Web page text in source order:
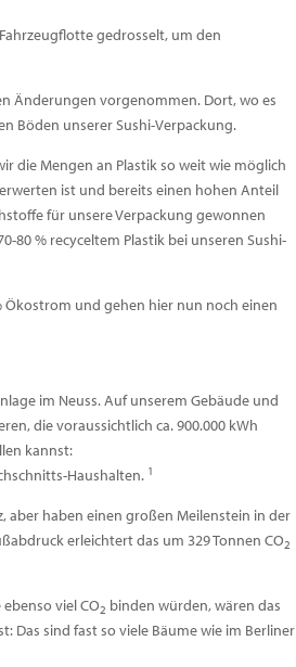
gedrosselt, um den
Änderungen vorgenommen. Dort, wo es
Böden unserer Sushi-Verpackung.
die Mengen an Plastik so weit wie möglich
ist und bereits einen hohen Anteil
für unsere Verpackung gewonnen
80 % recyceltem Plastik bei unseren Sushi-
Ökostrom und gehen hier nun noch einen
im Neuss. Auf unserem Gebäude und
die voraussichtlich ca. 900.000 kWh
kannst:
Haushalten. 1
haben einen großen Meilenstein in der
erleichtert das um 329 Tonnen CO2
viel CO2 binden würden, wären das
Das sind fast so viele Bäume wie im Berliner